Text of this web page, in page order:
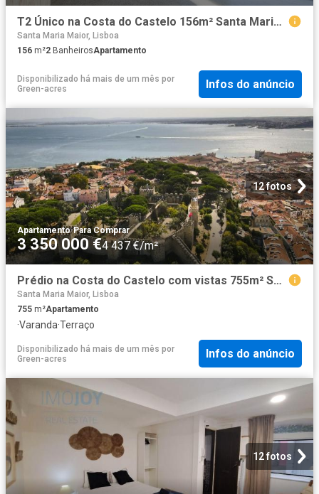
T2 Único na Costa do Castelo 156m² Santa Maria Maior
Santa Maria Maior, Lisboa
156 m²2 BanheirosApartamento
Disponibilizado há mais de um mês por
Green-acres
Infos do anúncio
12 fotos
Apartamento·Para Comprar
3 350 000 €4 437 €/m²
Prédio na Costa do Castelo com vistas 755m² Santa Maria Maior
Santa Maria Maior, Lisboa
755 m²Apartamento
·Varanda·Terraço
Disponibilizado há mais de um mês por
Green-acres
Infos do anúncio
12 fotos